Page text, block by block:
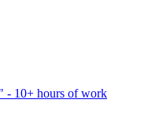
- 10+ hours of work